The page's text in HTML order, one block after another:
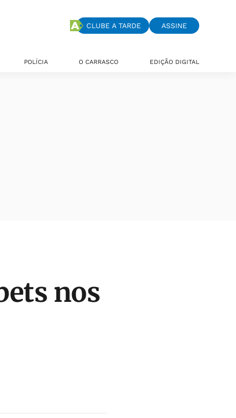
CLUBE A TARDE ASSINE
POLÍCIA O CARRASCO EDIÇÃO DIGITAL
nos